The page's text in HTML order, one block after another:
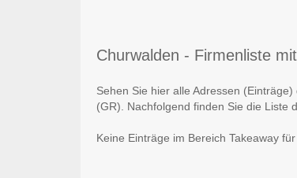
Churwalden - Firmenliste
Sehen Sie hier alle Adressen
(GR). Nachfolgend finden Sie die Liste
Keine Einträge im Bereich Takeaway